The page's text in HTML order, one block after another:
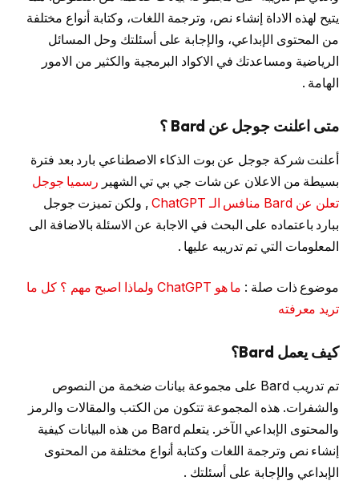
يتيح لهذه الاداة إنشاء نص، وترجمة اللغات، وكتابة أنواع مختلفة
من المحتوى الإبداعي، والإجابة على أسئلتك وحل المسائل
الرياضية ومساعدتك في الاكواد البرمجية والكثير من الامور
الهامة .
متى اعلنت جوجل عن Bard ؟
أعلنت شركة جوجل عن بوت الذكاء الاصطناعي بارد بعد فترة
بسيطة من الاعلان عن شات جي بي تي الشهير رسميا جوجل
تعلن عن Bard منافس الـ ChatGPT
, ولكن تميزت جوجل
ببارد باعتماده على البحث في الاجابة عن الاسئلة بالاضافة الى
المعلومات التي تم تدريبه عليها .
موضوع ذات صلة :
ما هو ChatGPT ولماذا اصبح مهم ؟ كل ما
تريد معرفته
كيف يعمل Bard؟
تم تدريب Bard على مجموعة بيانات ضخمة من النصوص
والشفرات. هذه المجموعة تتكون من الكتب والمقالات والرمز
والمحتوى الإبداعي الآخر. يتعلم Bard من هذه البيانات كيفية
إنشاء نص وترجمة اللغات وكتابة أنواع مختلفة من المحتوى
الإبداعي والإجابة على أسئلتك .